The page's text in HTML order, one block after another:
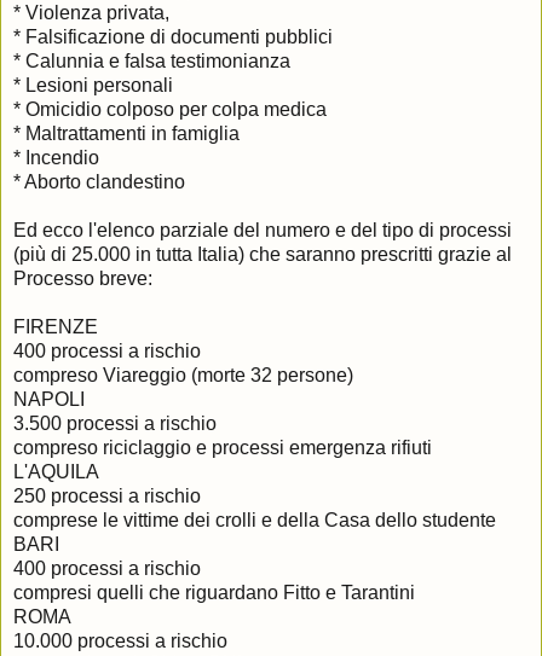
* Violenza privata,
* Falsificazione di documenti pubblici
* Calunnia e falsa testimonianza
* Lesioni personali
* Omicidio colposo per colpa medica
* Maltrattamenti in famiglia
* Incendio
* Aborto clandestino
Ed ecco l'elenco parziale del numero e del tipo di processi
(più di 25.000 in tutta Italia) che saranno prescritti grazie al
Processo breve:
FIRENZE
400 processi a rischio
compreso Viareggio (morte 32 persone)
NAPOLI
3.500 processi a rischio
compreso riciclaggio e processi emergenza rifiuti
L'AQUILA
250 processi a rischio
comprese le vittime dei crolli e della Casa dello studente
BARI
400 processi a rischio
compresi quelli che riguardano Fitto e Tarantini
ROMA
10.000 processi a rischio